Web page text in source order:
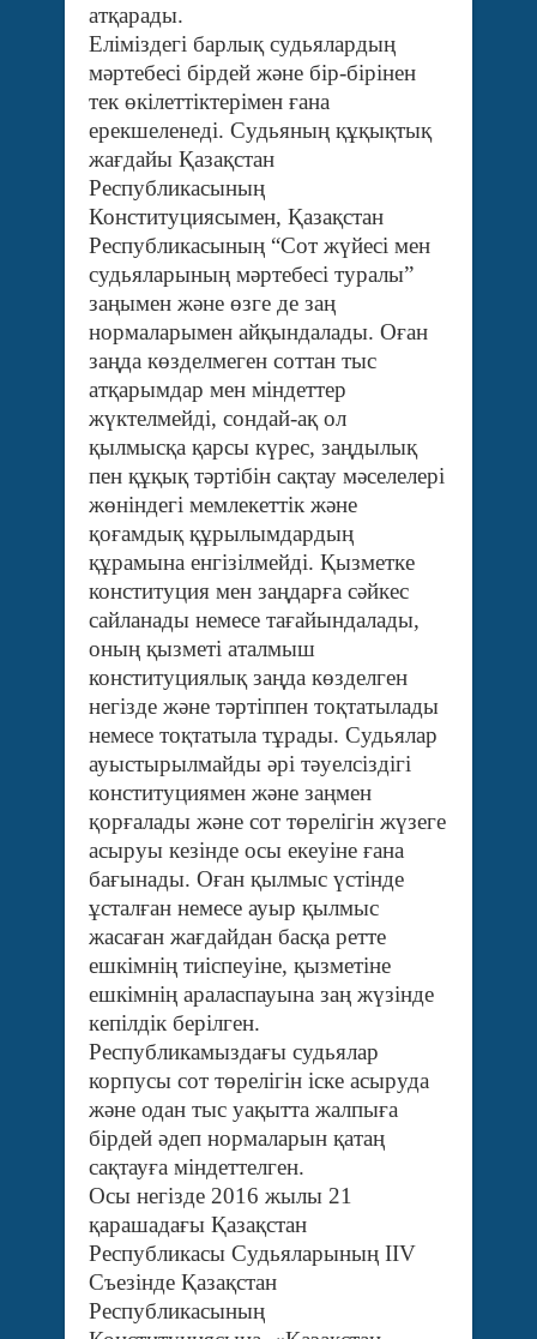
атқарады.
Еліміздегі барлық судьялардың
мәртебесі бірдей және бір-бірінен
тек өкілеттіктерімен ғана
ерекшеленеді. Судьяның құқықтық
жағдайы Қазақстан
Республикасының
Конституциясымен, Қазақстан
Республикасының “Сот жүйесі мен
судьяларының мәртебесі туралы”
заңымен және өзге де заң
нормаларымен айқындалады. Оған
заңда көзделмеген соттан тыс
атқарымдар мен міндеттер
жүктелмейді, сондай-ақ ол
қылмысқа қарсы күрес, заңдылық
пен құқық тәртібін сақтау мәселелері
жөніндегі мемлекеттік және
қоғамдық құрылымдардың
құрамына енгізілмейді. Қызметке
конституция мен заңдарға сәйкес
сайланады немесе тағайындалады,
оның қызметі аталмыш
конституциялық заңда көзделген
негізде және тәртіппен тоқтатылады
немесе тоқтатыла тұрады. Судьялар
ауыстырылмайды әрі тәуелсіздігі
конституциямен және заңмен
қорғалады және сот төрелігін жүзеге
асыруы кезінде осы екеуіне ғана
бағынады. Оған қылмыс үстінде
ұсталған немесе ауыр қылмыс
жасаған жағдайдан басқа ретте
ешкімнің тиіспеуіне, қызметіне
ешкімнің араласпауына заң жүзінде
кепілдік берілген.
Республикамыздағы судьялар
корпусы сот төрелігін іске асыруда
және одан тыс уақытта жалпыға
бірдей әдеп нормаларын қатаң
сақтауға міндеттелген.
Осы негізде 2016 жылы 21
қарашадағы Қазақстан
Республикасы Судьяларының ІІV
Съезінде Қазақстан
Республикасының